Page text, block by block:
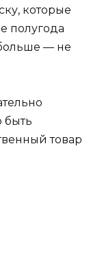
которые
полугода
— не
быть
товар